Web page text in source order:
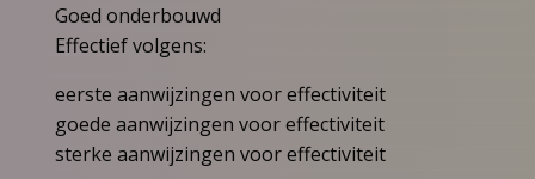
Goed onderbouwd
Effectief volgens:
eerste aanwijzingen voor effectiviteit
goede aanwijzingen voor effectiviteit
sterke aanwijzingen voor effectiviteit